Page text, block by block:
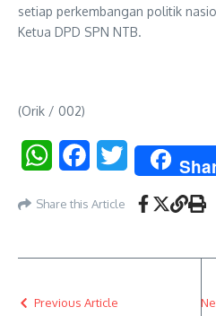
setiap perkembangan politik
Ketua DPD SPN NTB.
(Orik / 002)
WhatsAppFacebookTwitter
Share this Article
Previous Article